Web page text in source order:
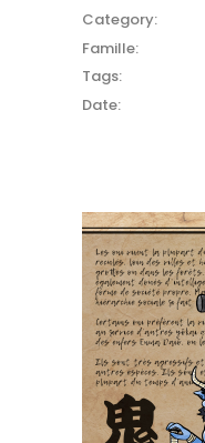
Category:
Famille:
Tags:
Date: